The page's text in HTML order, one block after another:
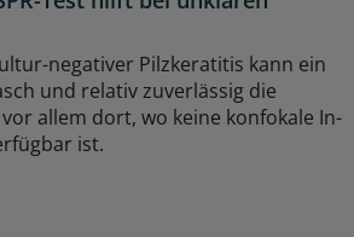
negativer Pilzkeratitis kann ein
und relativ zuverlässig die
allem dort, wo keine konfokale In-
ist.